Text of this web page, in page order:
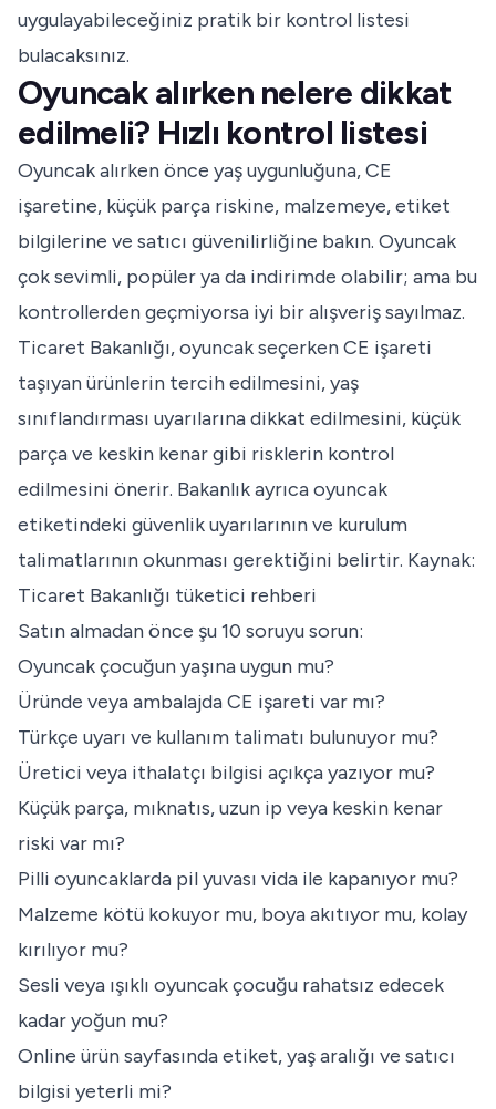
uygulayabileceğiniz pratik bir kontrol listesi
bulacaksınız.
Oyuncak alırken nelere dikkat
edilmeli? Hızlı kontrol listesi
Oyuncak alırken önce yaş uygunluğuna, CE
işaretine, küçük parça riskine, malzemeye, etiket
bilgilerine ve satıcı güvenilirliğine bakın. Oyuncak
çok sevimli, popüler ya da indirimde olabilir; ama bu
kontrollerden geçmiyorsa iyi bir alışveriş sayılmaz.
Ticaret Bakanlığı, oyuncak seçerken CE işareti
taşıyan ürünlerin tercih edilmesini, yaş
sınıflandırması uyarılarına dikkat edilmesini, küçük
parça ve keskin kenar gibi risklerin kontrol
edilmesini önerir. Bakanlık ayrıca oyuncak
etiketindeki güvenlik uyarılarının ve kurulum
talimatlarının okunması gerektiğini belirtir. Kaynak:
Ticaret Bakanlığı tüketici rehberi
Satın almadan önce şu 10 soruyu sorun:
Oyuncak çocuğun yaşına uygun mu?
Üründe veya ambalajda CE işareti var mı?
Türkçe uyarı ve kullanım talimatı bulunuyor mu?
Üretici veya ithalatçı bilgisi açıkça yazıyor mu?
Küçük parça, mıknatıs, uzun ip veya keskin kenar
riski var mı?
Pilli oyuncaklarda pil yuvası vida ile kapanıyor mu?
Malzeme kötü kokuyor mu, boya akıtıyor mu, kolay
kırılıyor mu?
Sesli veya ışıklı oyuncak çocuğu rahatsız edecek
kadar yoğun mu?
Online ürün sayfasında etiket, yaş aralığı ve satıcı
bilgisi yeterli mi?